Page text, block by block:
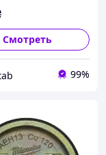
Смотреть
99%